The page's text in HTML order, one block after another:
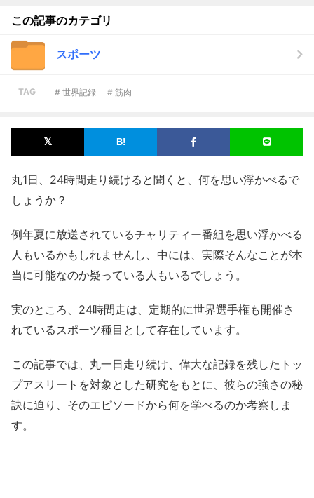
この記事のカテゴリ
スポーツ
TAG # 世界記録 # 筋肉
丸1日、24時間走り続けると聞くと、何を思い浮かべるで
しょうか？
例年夏に放送されているチャリティー番組を思い浮かべる
人もいるかもしれませんし、中には、実際そんなことが本
当に可能なのか疑っている人もいるでしょう。
実のところ、24時間走は、定期的に世界選手権も開催さ
れているスポーツ種目として存在しています。
この記事では、丸一日走り続け、偉大な記録を残したトッ
プアスリートを対象とした研究をもとに、彼らの強さの秘
訣に迫り、そのエピソードから何を学べるのか考察しま
す。